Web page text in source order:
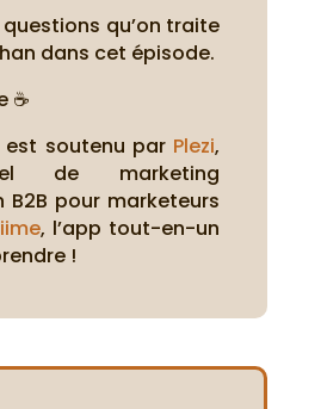
qu’on traite
dans cet épisode.
☕
est soutenu par Plezi,
de marketing
pour marketeurs
, l’app tout-en-un
!